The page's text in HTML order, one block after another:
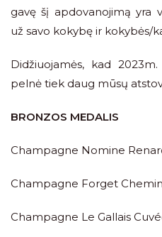
gavę šį apdovanojimą yra
už savo kokybę ir kokybės/
Didžiuojamės, kad
pelnė tiek daug mūsų
BRONZOS MEDALIS
Champagne Nomine
Champagne Forget
Champagne Le Gallais